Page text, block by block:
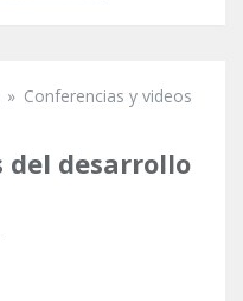
aquí
» Conferencias y videos
del desarrollo